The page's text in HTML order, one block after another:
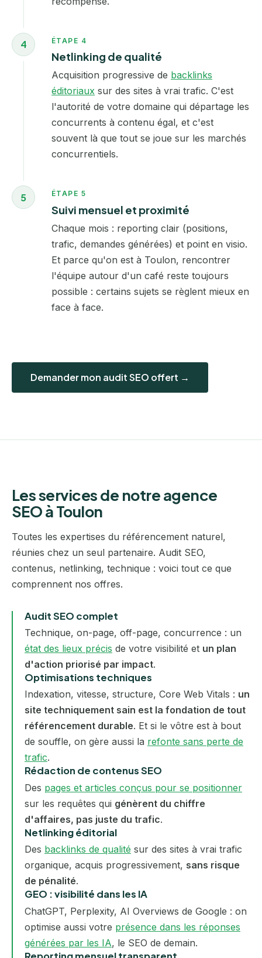
4 ÉTAPE 4
Netlinking de qualité
Acquisition progressive de backlinks
éditoriaux sur des sites à vrai trafic. C'est
l'autorité de votre domaine qui départage les
concurrents à contenu égal, et c'est
souvent là que tout se joue sur les marchés
concurrentiels.
5 ÉTAPE 5
Suivi mensuel et proximité
Chaque mois : reporting clair (positions,
trafic, demandes générées) et point en visio.
Et parce qu'on est à Toulon, rencontrer
l'équipe autour d'un café reste toujours
possible : certains sujets se règlent mieux en
face à face.
Demander mon audit SEO offert →
Les services de notre agence
SEO à Toulon
Toutes les expertises du référencement naturel,
réunies chez un seul partenaire. Audit SEO,
contenus, netlinking, technique : voici tout ce que
comprennent nos offres.
Audit SEO complet
Technique, on-page, off-page, concurrence : un
état des lieux précis de votre visibilité et un plan
d'action priorisé par impact.
Optimisations techniques
Indexation, vitesse, structure, Core Web Vitals : un
site techniquement sain est la fondation de tout
référencement durable. Et si le vôtre est à bout
de souffle, on gère aussi la refonte sans perte de
trafic.
Rédaction de contenus SEO
Des pages et articles conçus pour se positionner
sur les requêtes qui génèrent du chiffre
d'affaires, pas juste du trafic.
Netlinking éditorial
Des backlinks de qualité sur des sites à vrai trafic
organique, acquis progressivement, sans risque
de pénalité.
GEO : visibilité dans les IA
ChatGPT, Perplexity, AI Overviews de Google : on
optimise aussi votre présence dans les réponses
générées par les IA, le SEO de demain.